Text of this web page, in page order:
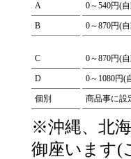
A 0～540円(
B 0～870円(
C 0～870円(
D 0～1080円(
個別 商品事に設
※沖縄、北
御座います(